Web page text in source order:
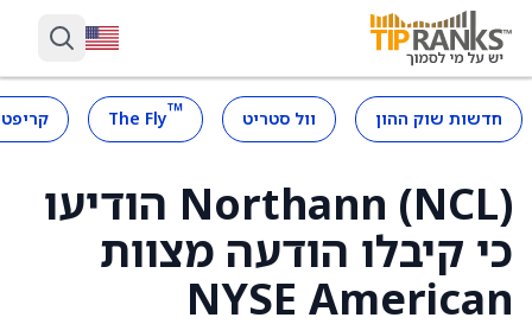
חדשות שוק ההון וול סטריט ™
The Fly
Northann (NCL) הודיעו
כי קיבלו הודעה מצוות
NYSE American